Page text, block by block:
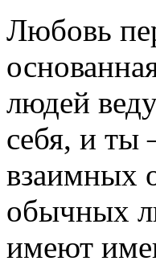
Любовь
людей
себя, и ты
взаимных
обычных
имеют